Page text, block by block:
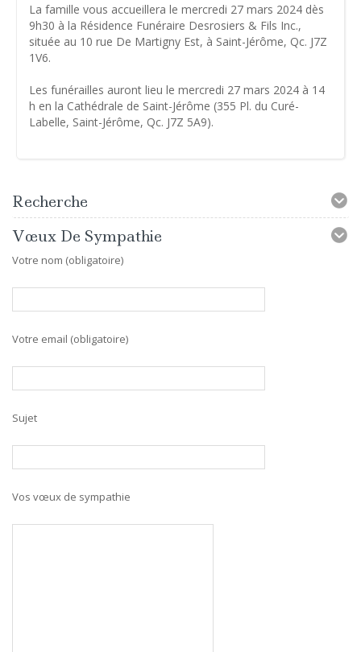
La famille vous accueillera le mercredi 27 mars 2024 dès
9h30 à la Résidence Funéraire Desrosiers & Fils Inc.,
située au 10 rue De Martigny Est, à Saint-Jérôme, Qc. J7Z
1V6.
Les funérailles auront lieu le mercredi 27 mars 2024 à 14
h en la Cathédrale de Saint-Jérôme (355 Pl. du Curé-
Labelle, Saint-Jérôme, Qc. J7Z 5A9).
Recherche
Vœux De Sympathie
Votre nom (obligatoire)
Votre email (obligatoire)
Sujet
Vos vœux de sympathie